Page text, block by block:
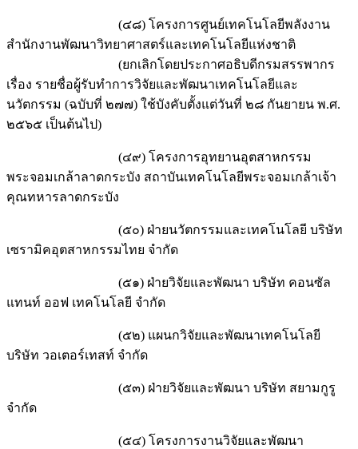
(๔๘) โครงการศูนย์เทคโนโลยีพลังงาน
สำนักงานพัฒนาวิทยาศาสตร์และเทคโนโลยีแห่งชาติ
(ยกเลิกโดยประกาศอธิบดีกรมสรรพากร
เรื่อง รายชื่อผู้รับทำการวิจัยและพัฒนาเทคโนโลยีและ
นวัตกรรม (ฉบับที่ ๒๗๗) ใช้บังคับตั้งแต่วันที่ ๒๘ กันยายน พ.ศ.
๒๕๖๕ เป็นต้นไป)
(๔๙) โครงการอุทยานอุตสาหกรรม
พระจอมเกล้าลาดกระบัง สถาบันเทคโนโลยีพระจอมเกล้าเจ้า
คุณทหารลาดกระบัง
(๕๐) ฝ่ายนวัตกรรมและเทคโนโลยี บริษัท
เซรามิคอุตสาหกรรมไทย จำกัด
(๕๑) ฝ่ายวิจัยและพัฒนา บริษัท คอนซัล
แทนท์ ออฟ เทคโนโลยี จำกัด
(๕๒) แผนกวิจัยและพัฒนาเทคโนโลยี
บริษัท วอเตอร์เทสท์ จำกัด
(๕๓) ฝ่ายวิจัยและพัฒนา บริษัท สยามกูรู
จำกัด
(๕๔) โครงการงานวิจัยและพัฒนา